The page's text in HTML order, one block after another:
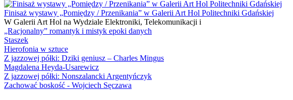
Finisaż wystawy „Pomiędzy / Przenikania” w Galerii Art Hol Politechniki Gdańskiej
W Galerii Art Hol na Wydziale Elektroniki, Telekomunikacji i
„Racjonalny” romantyk i mistyk epoki danych
Staszek
Hierofonia w sztuce
Z jazzowej półki: Dziki geniusz – Charles Mingus
Magdalena Heyda-Usarewicz
Z jazzowej półki: Nonszalancki Argentyńczyk
Zachować boskość - Wojciech Sęczawa